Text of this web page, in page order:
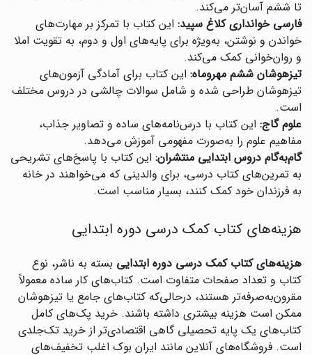
تا ششم آسان‌تر می‌کند.
فارسی خوانداری کلاغ سپید: این کتاب با تمرکز بر مهارت‌های
خواندن و نوشتن، به‌ویژه برای پایه‌های اول و دوم، به تقویت املا
و روان‌خوانی کمک می‌کند.
تیزهوشان ششم مهروماه: این کتاب برای آمادگی آزمون‌های
تیزهوشان طراحی شده و شامل سوالات چالشی در دروس مختلف
است.
علوم گاج: این کتاب با درس‌نامه‌های ساده و تصاویر جذاب،
مفاهیم علوم را به‌صورت مفهومی آموزش می‌دهد.
گام‌به‌گام دروس ابتدایی منتشران: این کتاب با پاسخ‌های تشریحی
به تمرین‌های کتاب درسی، برای والدینی که می‌خواهند در خانه
به فرزندان خود کمک کنند، بسیار مناسب است.
هزینه‌های کتاب کمک درسی دوره ابتدایی
هزینه‌های کتاب کمک درسی دوره ابتدایی بسته به ناشر، نوع
کتاب و تعداد صفحات متفاوت است. کتاب‌های کار ساده معمولاً
مقرون‌به‌صرفه‌تر هستند، درحالی‌که کتاب‌های جامع یا تیزهوشان
ممکن است هزینه بیشتری داشته باشند. خرید پک‌های کامل
کتاب‌های یک پایه تحصیلی گاهی اقتصادی‌تر از خرید تک‌جلدی
است. فروشگاه‌های آنلاین مانند ایران بوک اغلب تخفیف‌های